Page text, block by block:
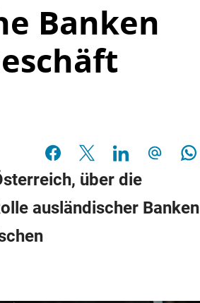
Banken
über die
ausländischer Banken